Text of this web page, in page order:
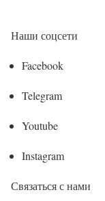
Наши соцсети
Facebook
Telegram
Youtube
Instagram
Связаться с нами